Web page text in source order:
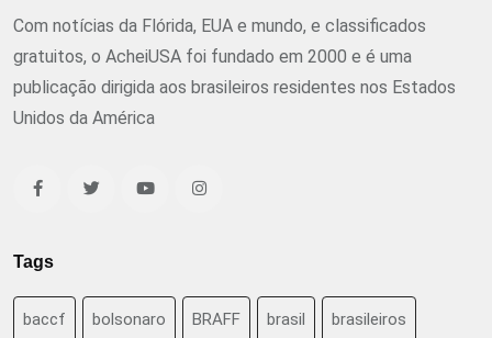
Com notícias da Flórida, EUA e mundo, e classificados
gratuitos, o AcheiUSA foi fundado em 2000 e é uma
publicação dirigida aos brasileiros residentes nos Estados
Unidos da América
Tags
baccf bolsonaro BRAFF brasil brasileiros